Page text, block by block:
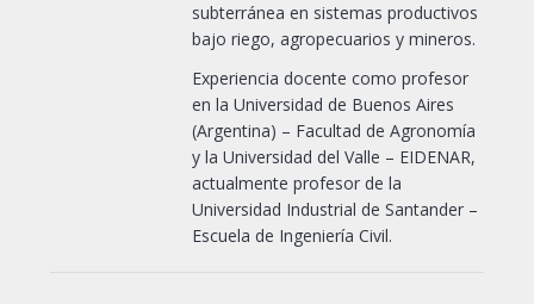
subterránea en sistemas productivos
bajo riego, agropecuarios y mineros.
Experiencia docente como profesor
en la Universidad de Buenos Aires
(Argentina) – Facultad de Agronomía
y la Universidad del Valle – EIDENAR,
actualmente profesor de la
Universidad Industrial de Santander –
Escuela de Ingeniería Civil.